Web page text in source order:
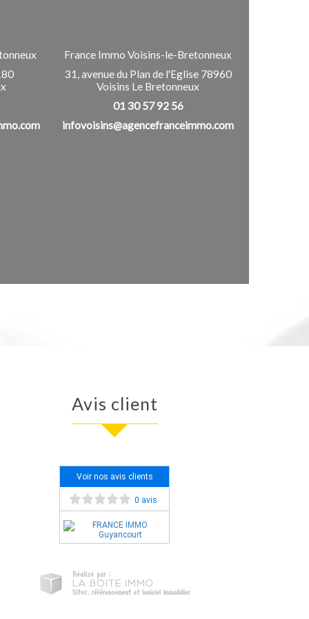
France Immo Voisins-le-Bretonneux
31, avenue du Plan de l'Eglise 78960
Voisins Le Bretonneux
01 30 57 92 56
infovoisins@agencefranceimmo.com
Avis client
Voir nos avis clients
0 avis